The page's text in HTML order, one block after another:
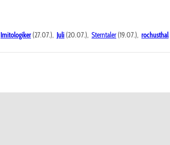
Imitologiker(27.07.), Juli (20.07.), Sterntaler (19.07.), rochusthal